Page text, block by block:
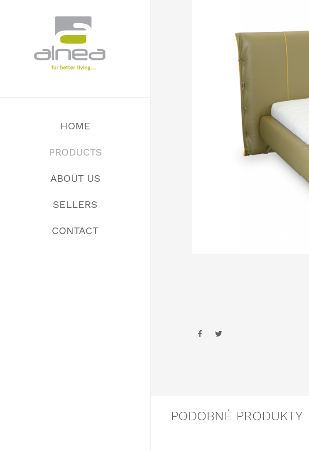
HOME
PRODUCTS
CHAIRS
BEDS
ABOUT US
SELLERS
CONTACT
PODOBNÉ PRODUKTY